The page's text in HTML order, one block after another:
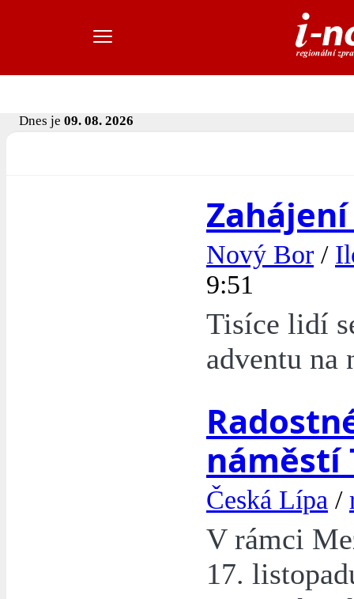
Dnes je 09. 08. 2026
Nový Bor /
9:51
Tisíce lidí
adventu na
náměstí
Česká Lípa /
V rámci
17.